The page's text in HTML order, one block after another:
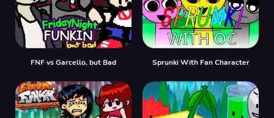
FNF vs Garcello, but Bad Sprunki With Fan Character